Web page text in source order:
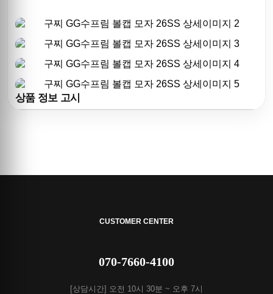
상품 정보 고시
CUSTOMER CENTER
070-7660-4100
[상담시간] 오전 10시 30분 ~ 오후 7시